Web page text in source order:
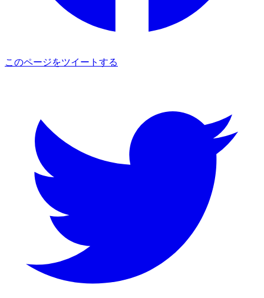
このページをツイートする